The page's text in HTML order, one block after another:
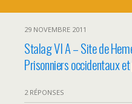
29 NOVEMBRE 2011
Stalag VI A – Site de
Prisonniers occidentaux
2 RÉPONSES